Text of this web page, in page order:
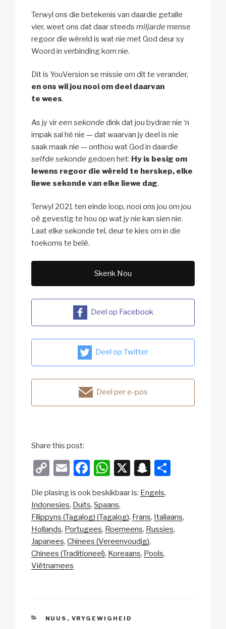
Terwyl ons die betekenis van daardie getalle
vier, weet ons dat daar steeds miljarde mense
regoor die wêreld is wat nie met God deur sy
Woord in verbinding kom nie.
Dit is YouVersion se missie om dit te verander,
en ons wil jou nooi om deel daarvan
te wees.
As jy vireen sekonde dink dat jou bydrae nie ‘n
impak sal hê nie — dat waarvan jy deel is nie
saak maak nie — onthou wat God in daardie
selfde sekonde gedoen het: Hy is besig om
lewens regoor die wêreld te herskep, elke
liewe sekonde van elke liewe dag.
Terwyl 2021 ten einde loop, nooi ons jou om jou
oë gevestig te hou op wat jy nie kan sien nie.
Laat elke sekonde tel, deur te kies om in die
toekoms te belê.
Skenk Nou
Deel op Facebook
Deel op Twitter
Deel per e-pos
Share this post:
C
p
y
Li
n
k
E
ail
F
c
e
b
o
W
at
s
A
p
X
S
a
p
c
h
e
Die plasing is ook beskikbaar is: Engels
Indonesies Duits Spaans
Filippyns (Tagalog) (Tagalog) Frans Italiaans
Hollands Portugees Roemeens Russies
Japanees Chinees (Vereenvoudig)
Chinees (Traditioneel) Koreaans Pools
Viëtnamees
CATEGORIES
NUUS , VRYGEWIGHEID